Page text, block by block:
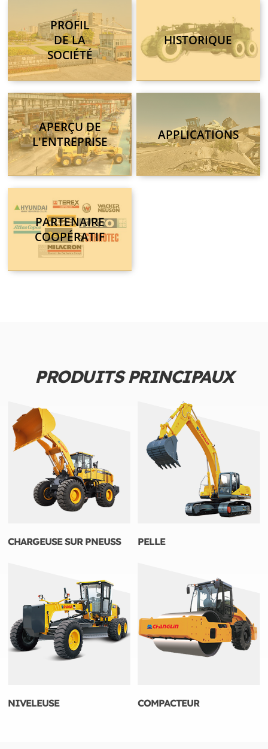
PROFIL
DE LA
SOCIÉTÉ
HISTORIQUE
APERÇU DE
L'ENTREPRISE
APPLICATIONS
PARTENAIRE
COOPÉRATIF
PRODUITS PRINCIPAUX
CHARGEUSE SUR PNEUSS PELLE
NIVELEUSE COMPACTEUR